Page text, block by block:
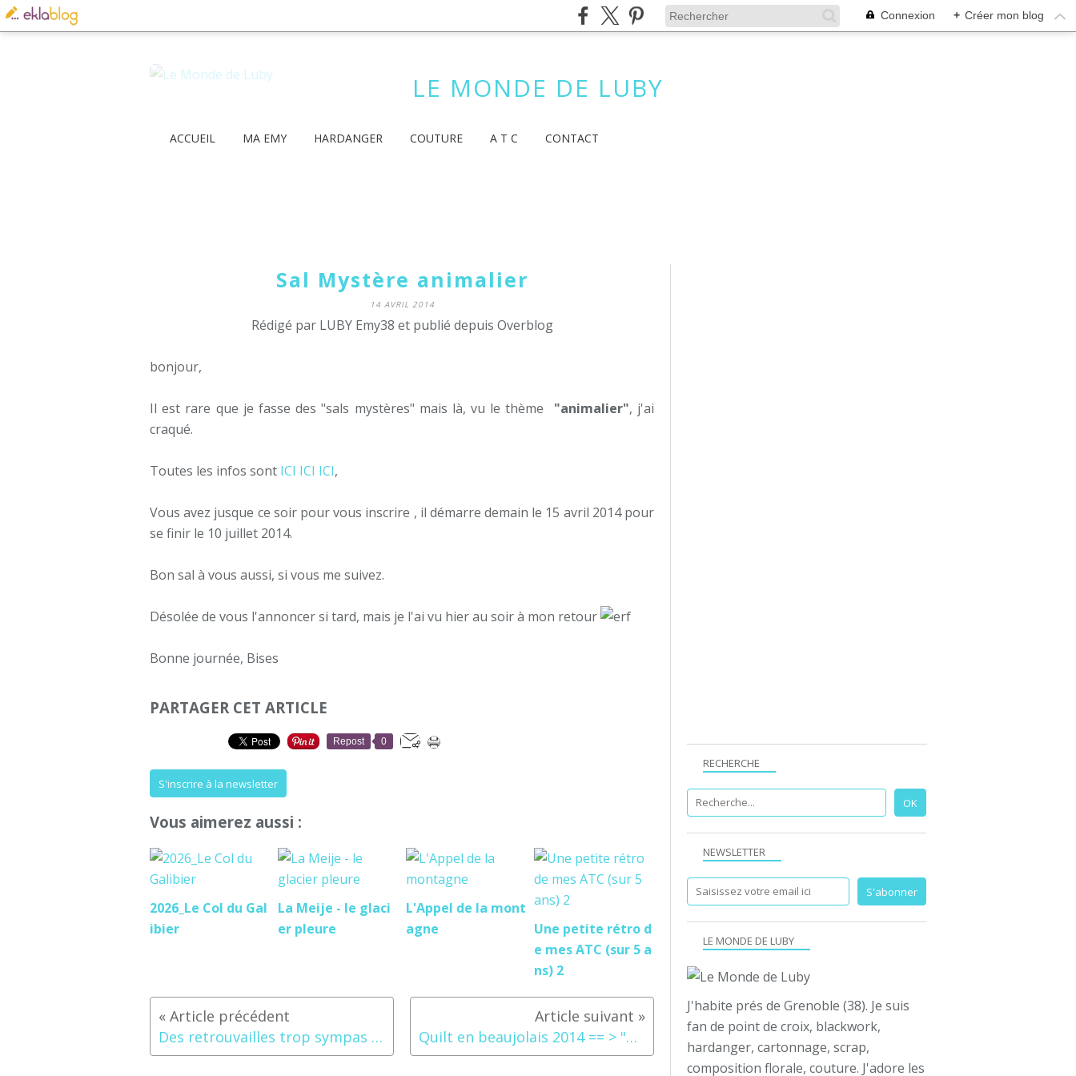
Connexion + Créer mon blog
LE MONDE DE LUBY
ACCUEIL MA EMY HARDANGER COUTURE A T C CONTACT
Sal Mystère animalier
14 AVRIL 2014
Rédigé par LUBY Emy38 et publié depuis Overblog
bonjour,
Il est rare que je fasse des "sals mystères" mais là, vu le thème "animalier", j'ai
craqué.
Toutes les infos sont ICI ICI ICI,
Vous avez jusque ce soir pour vous inscrire , il démarre demain le 15 avril 2014 pour
se finir le 10 juillet 2014.
Bon sal à vous aussi, si vous me suivez.
Désolée de vous l'annoncer si tard, mais je l'ai vu hier au soir à mon retour
Bonne journée, Bises
PARTAGER CET ARTICLE
Repost 0
S'inscrire à la newsletter
Vous aimerez aussi :
2026_Le Col du Gal
ibier
La Meije - le glaci
er pleure
L'Appel de la mont
agne
Une petite rétro d
e mes ATC (sur 5 a
ns) 2
Des retrouvailles trop sympas avec ma cops Mégane84 Quilt en beaujolais 2014 == > "bleu"
NEWSLETTER
RECHERCHE
LE MONDE DE LUBY
J'habite prés de Grenoble (38). Je suis
fan de point de croix, blackwork,
hardanger, cartonnage, scrap,
composition florale, couture. J'adore les